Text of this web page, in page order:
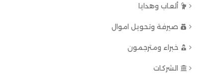
ألعاب وهدايا
صيرفة وتحويل اموال
خبراء ومترجمون
الشركات